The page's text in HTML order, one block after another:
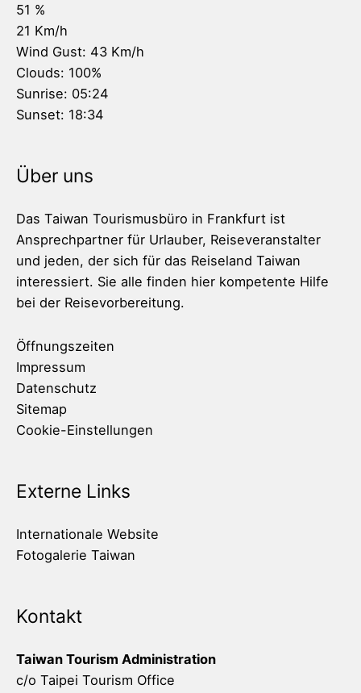
51 %
21 Km/h
Wind Gust: 43 Km/h
Clouds: 100%
Sunrise: 05:24
Sunset: 18:34
Über uns
Das Taiwan Tourismusbüro in Frankfurt ist
Ansprechpartner für Urlauber, Reiseveranstalter
und jeden, der sich für das Reiseland Taiwan
interessiert. Sie alle finden hier kompetente Hilfe
bei der Reisevorbereitung.
Öffnungszeiten
Impressum
Datenschutz
Sitemap
Cookie-Einstellungen
Externe Links
Internationale Website
Fotogalerie Taiwan
Kontakt
Taiwan Tourism Administration
c/o Taipei Tourism Office